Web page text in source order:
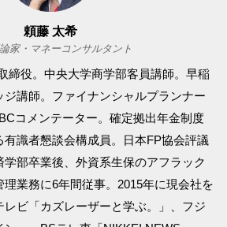
頼藤 太希
家・マネーコンサルタント
締役。中央大学商学部客員講師。早稲
ジ講師。ファイナンシャルプランナー
コメンテーター。確定拠出年金制度
識者懇談会構成員。日本FP協会評議
学部卒業後、外資系生保のアフラック
業務に6年間従事。2015年に現会社を
ビ「カズレーザーと学ぶ。」、フジ